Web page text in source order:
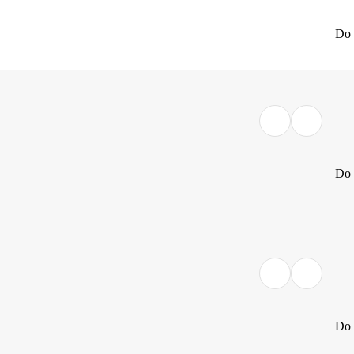
Do
Do
Do